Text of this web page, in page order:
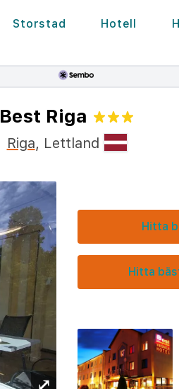
Storstad Hotell
Best Riga
Riga, Lettland
Hitta
Hitta